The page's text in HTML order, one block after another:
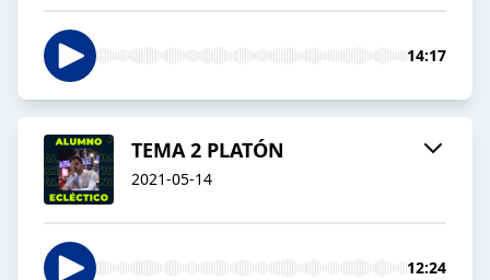
14:17
TEMA 2 PLATÓN
2021-05-14
12:24